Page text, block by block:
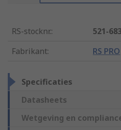
RS-stocknr.:
521-
Fabrikant: RS PRO
Specificaties
Datasheets
Wetgeving en